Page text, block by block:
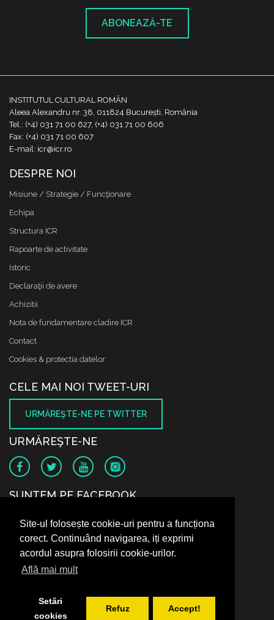
Site-ul folosește cookie-uri pentru a funcționa
corect. Continuând navigarea, iți exprimi
acordul asupra folosirii cookie-urilor.
Află mai mult
Setări
cookies
Refuz Accept!
ABONEAZĂ-TE
INSTITUTUL CULTURAL ROMÂN
Aleea Alexandru nr. 38, 011824 București, România
Tel.: (+4) 031 71 00 627, (+4) 031 71 00 606
Fax: (+4) 031 71 00 607
E-mail: icr@icr.ro
DESPRE NOI
Misiune / Strategie / Funcţionare
Echipa
Structura ICR
Rapoarte de activitate
Istoric
Declaraţii de avere
Achizitii
Nota de fundamentare cladire ICR
Contact
Cookies & protectia datelor
CELE MAI NOI TWEET-URI
URMĂREŞTE-NE PE TWITTER
URMĂREŞTE-NE
SUNTEM PE FACEBOOK